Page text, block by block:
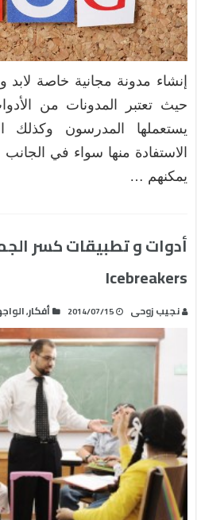
إنشاء مدونة مجانية خاصة لابد
حيث تعتبر المدونات من
يستعملها المدرسون وكذلك
الاستفادة منها سواء في
يمكنهم …
أدوات و تطبيقات كسر
Icebreakers
نجيب زوحى 2014/07/15 أفكار,